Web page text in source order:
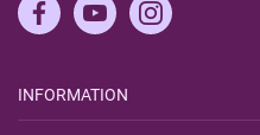
INFORMATION